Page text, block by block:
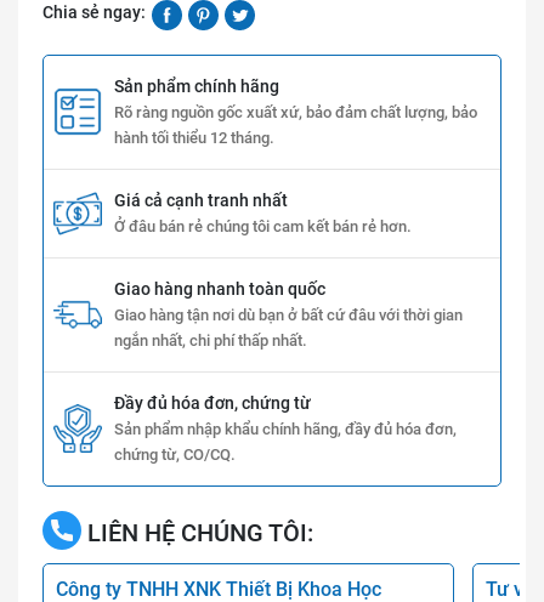
Chia sẻ ngay:
Sản phẩm chính hãng
Rõ ràng nguồn gốc xuất xứ, bảo đảm chất lượng, bảo
hành tối thiểu 12 tháng.
Giá cả cạnh tranh nhất
Ở đâu bán rẻ chúng tôi cam kết bán rẻ hơn.
Giao hàng nhanh toàn quốc
Giao hàng tận nơi dù bạn ở bất cứ đâu với thời gian
ngắn nhất, chi phí thấp nhất.
Đầy đủ hóa đơn, chứng từ
Sản phẩm nhập khẩu chính hãng, đầy đủ hóa đơn,
chứng từ, CO/CQ.
LIÊN HỆ CHÚNG TÔI:
Công ty TNHH XNK Thiết Bị Khoa Học
Tư